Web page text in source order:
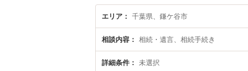
エリア 千葉県、鎌ケ谷市
相談内容 相続・遺言、相続手続き
詳細条件 未選択